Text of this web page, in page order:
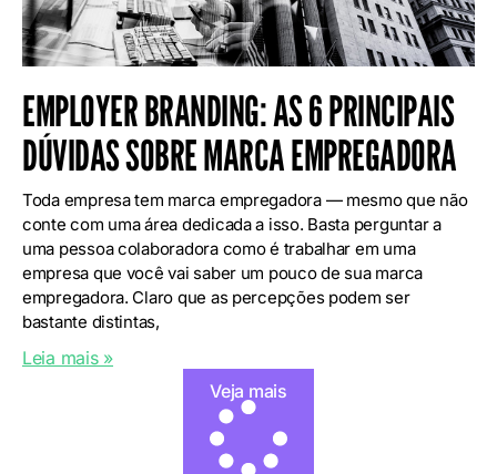
EMPLOYER BRANDING: AS 6 PRINCIPAIS
DÚVIDAS SOBRE MARCA EMPREGADORA
Toda empresa tem marca empregadora — mesmo que não
conte com uma área dedicada a isso. Basta perguntar a
uma pessoa colaboradora como é trabalhar em uma
empresa que você vai saber um pouco de sua marca
empregadora. Claro que as percepções podem ser
bastante distintas,
Leia mais »
Veja mais